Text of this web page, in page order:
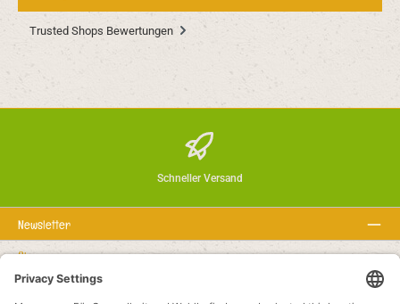
Trusted Shops Bewertungen
Schneller Versand
Newsletter
Über uns
Rechtstexte